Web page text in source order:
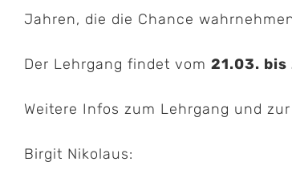
Jahren, die die Chance
Der Lehrgang findet vom 21.03.
Weitere Infos zum Lehrgang und
Birgit Nikolaus: